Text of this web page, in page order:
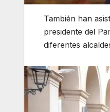
También han
presidente del
diferentes